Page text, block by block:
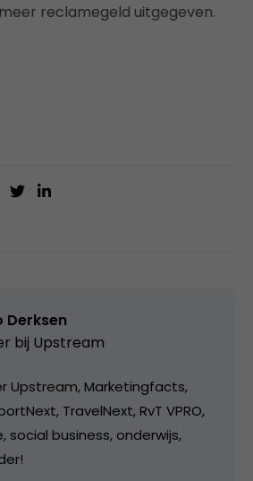
reclamegeld uitgegeven.
Derksen
bij Upstream
Upstream, Marketingfacts,
TravelNext, RvT VPRO,
social business, onderwijs,